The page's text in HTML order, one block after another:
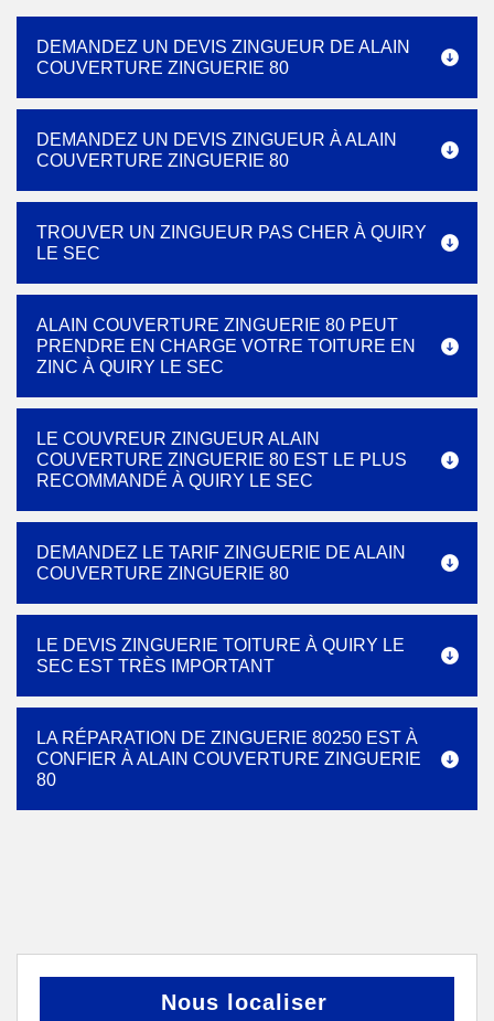
DEMANDEZ UN DEVIS ZINGUEUR DE ALAIN
COUVERTURE ZINGUERIE 80
DEMANDEZ UN DEVIS ZINGUEUR À ALAIN
COUVERTURE ZINGUERIE 80
TROUVER UN ZINGUEUR PAS CHER À QUIRY
LE SEC
ALAIN COUVERTURE ZINGUERIE 80 PEUT
PRENDRE EN CHARGE VOTRE TOITURE EN
ZINC À QUIRY LE SEC
LE COUVREUR ZINGUEUR ALAIN
COUVERTURE ZINGUERIE 80 EST LE PLUS
RECOMMANDÉ À QUIRY LE SEC
DEMANDEZ LE TARIF ZINGUERIE DE ALAIN
COUVERTURE ZINGUERIE 80
LE DEVIS ZINGUERIE TOITURE À QUIRY LE
SEC EST TRÈS IMPORTANT
LA RÉPARATION DE ZINGUERIE 80250 EST À
CONFIER À ALAIN COUVERTURE ZINGUERIE
80
Nous localiser